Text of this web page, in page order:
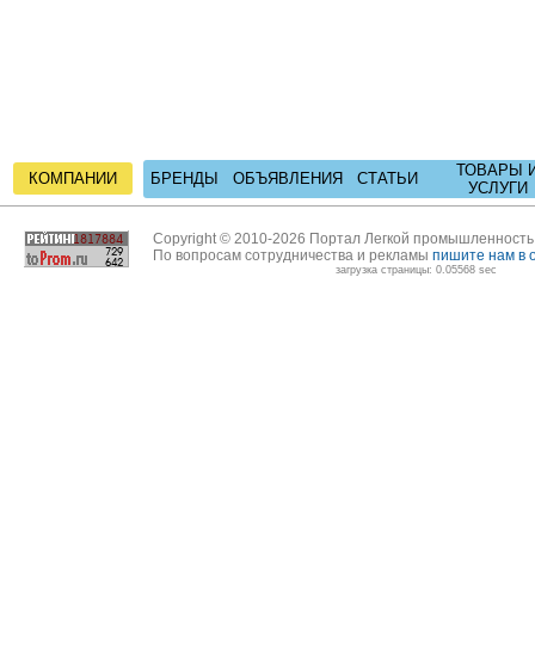
КОМПАНИИ БРЕНДЫ ОБЪЯВЛЕНИЯ СТАТЬИ
ТОВАРЫ
УСЛУГИ
Copyright © 2010-2026 Портал Легкой
По вопросам сотрудничества и рекламы пишите нам в
загрузка страницы: 0.05568 sec